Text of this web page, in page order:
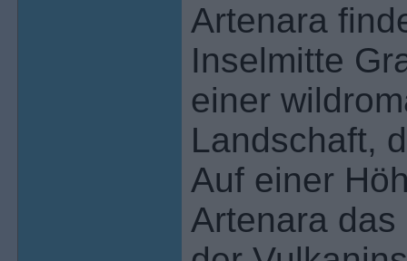
Artenara
Inselmitte
einer
Landschaft,
Auf einer
Artenara